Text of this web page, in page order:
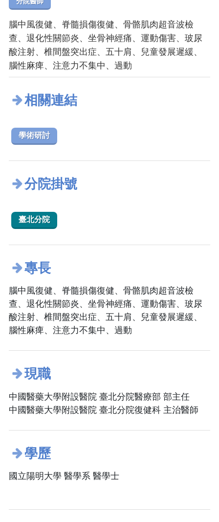
腦中風復健、脊髓損傷復健、骨骼肌肉超音波檢
查、退化性關節炎、坐骨神經痛、運動傷害、玻尿
酸注射、椎間盤突出症、五十肩、兒童發展遲緩、
腦性麻痺、注意力不集中、過動
相關連結
學術研討
分院掛號
臺北分院
專長
腦中風復健、脊髓損傷復健、骨骼肌肉超音波檢
查、退化性關節炎、坐骨神經痛、運動傷害、玻尿
酸注射、椎間盤突出症、五十肩、兒童發展遲緩、
腦性麻痺、注意力不集中、過動
現職
中國醫藥大學附設醫院 臺北分院醫療部 部主任
中國醫藥大學附設醫院 臺北分院復健科 主治醫師
學歷
國立陽明大學 醫學系 醫學士